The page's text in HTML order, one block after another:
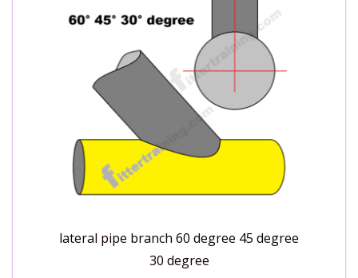
lateral pipe branch 60 degree 45 degree
30 degree